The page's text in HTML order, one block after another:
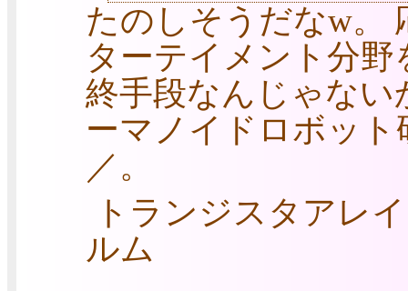
たのしそうだなw。
ターテイメント分
終手段なんじゃない
ーマノイドロボッ
／。
トランジスタアレ
ルム